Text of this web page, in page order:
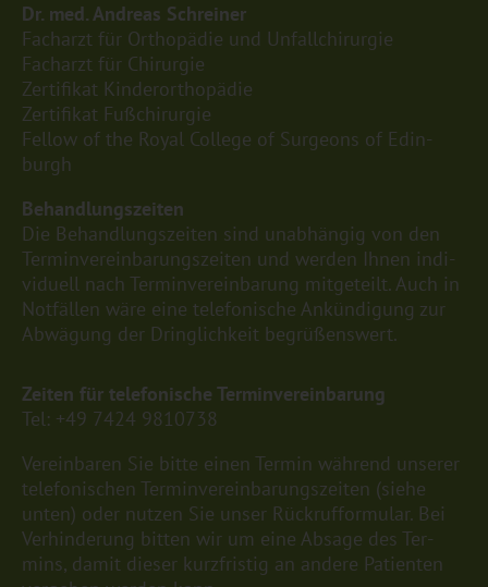
Dr. med. An­dre­as Schrei­ner
Fach­arzt für Or­tho­pä­die und Un­fall­chir­ur­gie
Fach­arzt für Chir­ur­gie
Zer­ti­fi­kat Kin­der­or­tho­pä­die
Zer­ti­fi­kat Fu­ßchir­ur­gie
Fel­low of the Royal Col­le­ge of Sur­ge­ons of Edin­
burgh
Be­hand­lungs­zei­ten
Die Be­hand­lungs­zei­ten sind un­ab­hän­gig von den
Ter­min­ver­ein­ba­rungs­zei­ten und wer­den Ihnen in­di­
vi­du­ell nach Ter­min­ver­ein­ba­rung mit­ge­teilt. Auch in
Not­fäl­len wäre eine te­le­fo­ni­sche An­kün­di­gung zur
Ab­wä­gung der Dring­lich­keit be­grü­ßens­wert.
Zei­ten für te­le­fo­ni­sche Ter­min­ver­ein­ba­rung
Tel: +49 7424 9810738
Ver­ein­ba­ren Sie bitte einen Ter­min wäh­rend un­se­rer
te­le­fo­ni­schen Ter­min­ver­ein­ba­rungs­zei­ten (siehe
unten) oder nut­zen Sie unser Rück­ruf­for­mu­lar. Bei
Ver­hin­de­rung bit­ten wir um eine Ab­sa­ge des Ter­
mins, damit die­ser kurz­fris­tig an an­de­re Pa­ti­en­ten